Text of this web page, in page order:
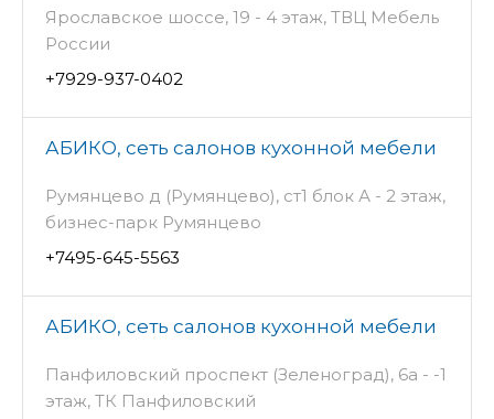
Ярославское шоссе, 19 - 4 этаж, ТВЦ Мебель
России
+7929-937-0402
АБИКО, сеть салонов кухонной мебели
Румянцево д (Румянцево), ст1 блок А - 2 этаж,
бизнес-парк Румянцево
+7495-645-5563
АБИКО, сеть салонов кухонной мебели
Панфиловский проспект (Зеленоград), 6а - -1
этаж, ТК Панфиловский